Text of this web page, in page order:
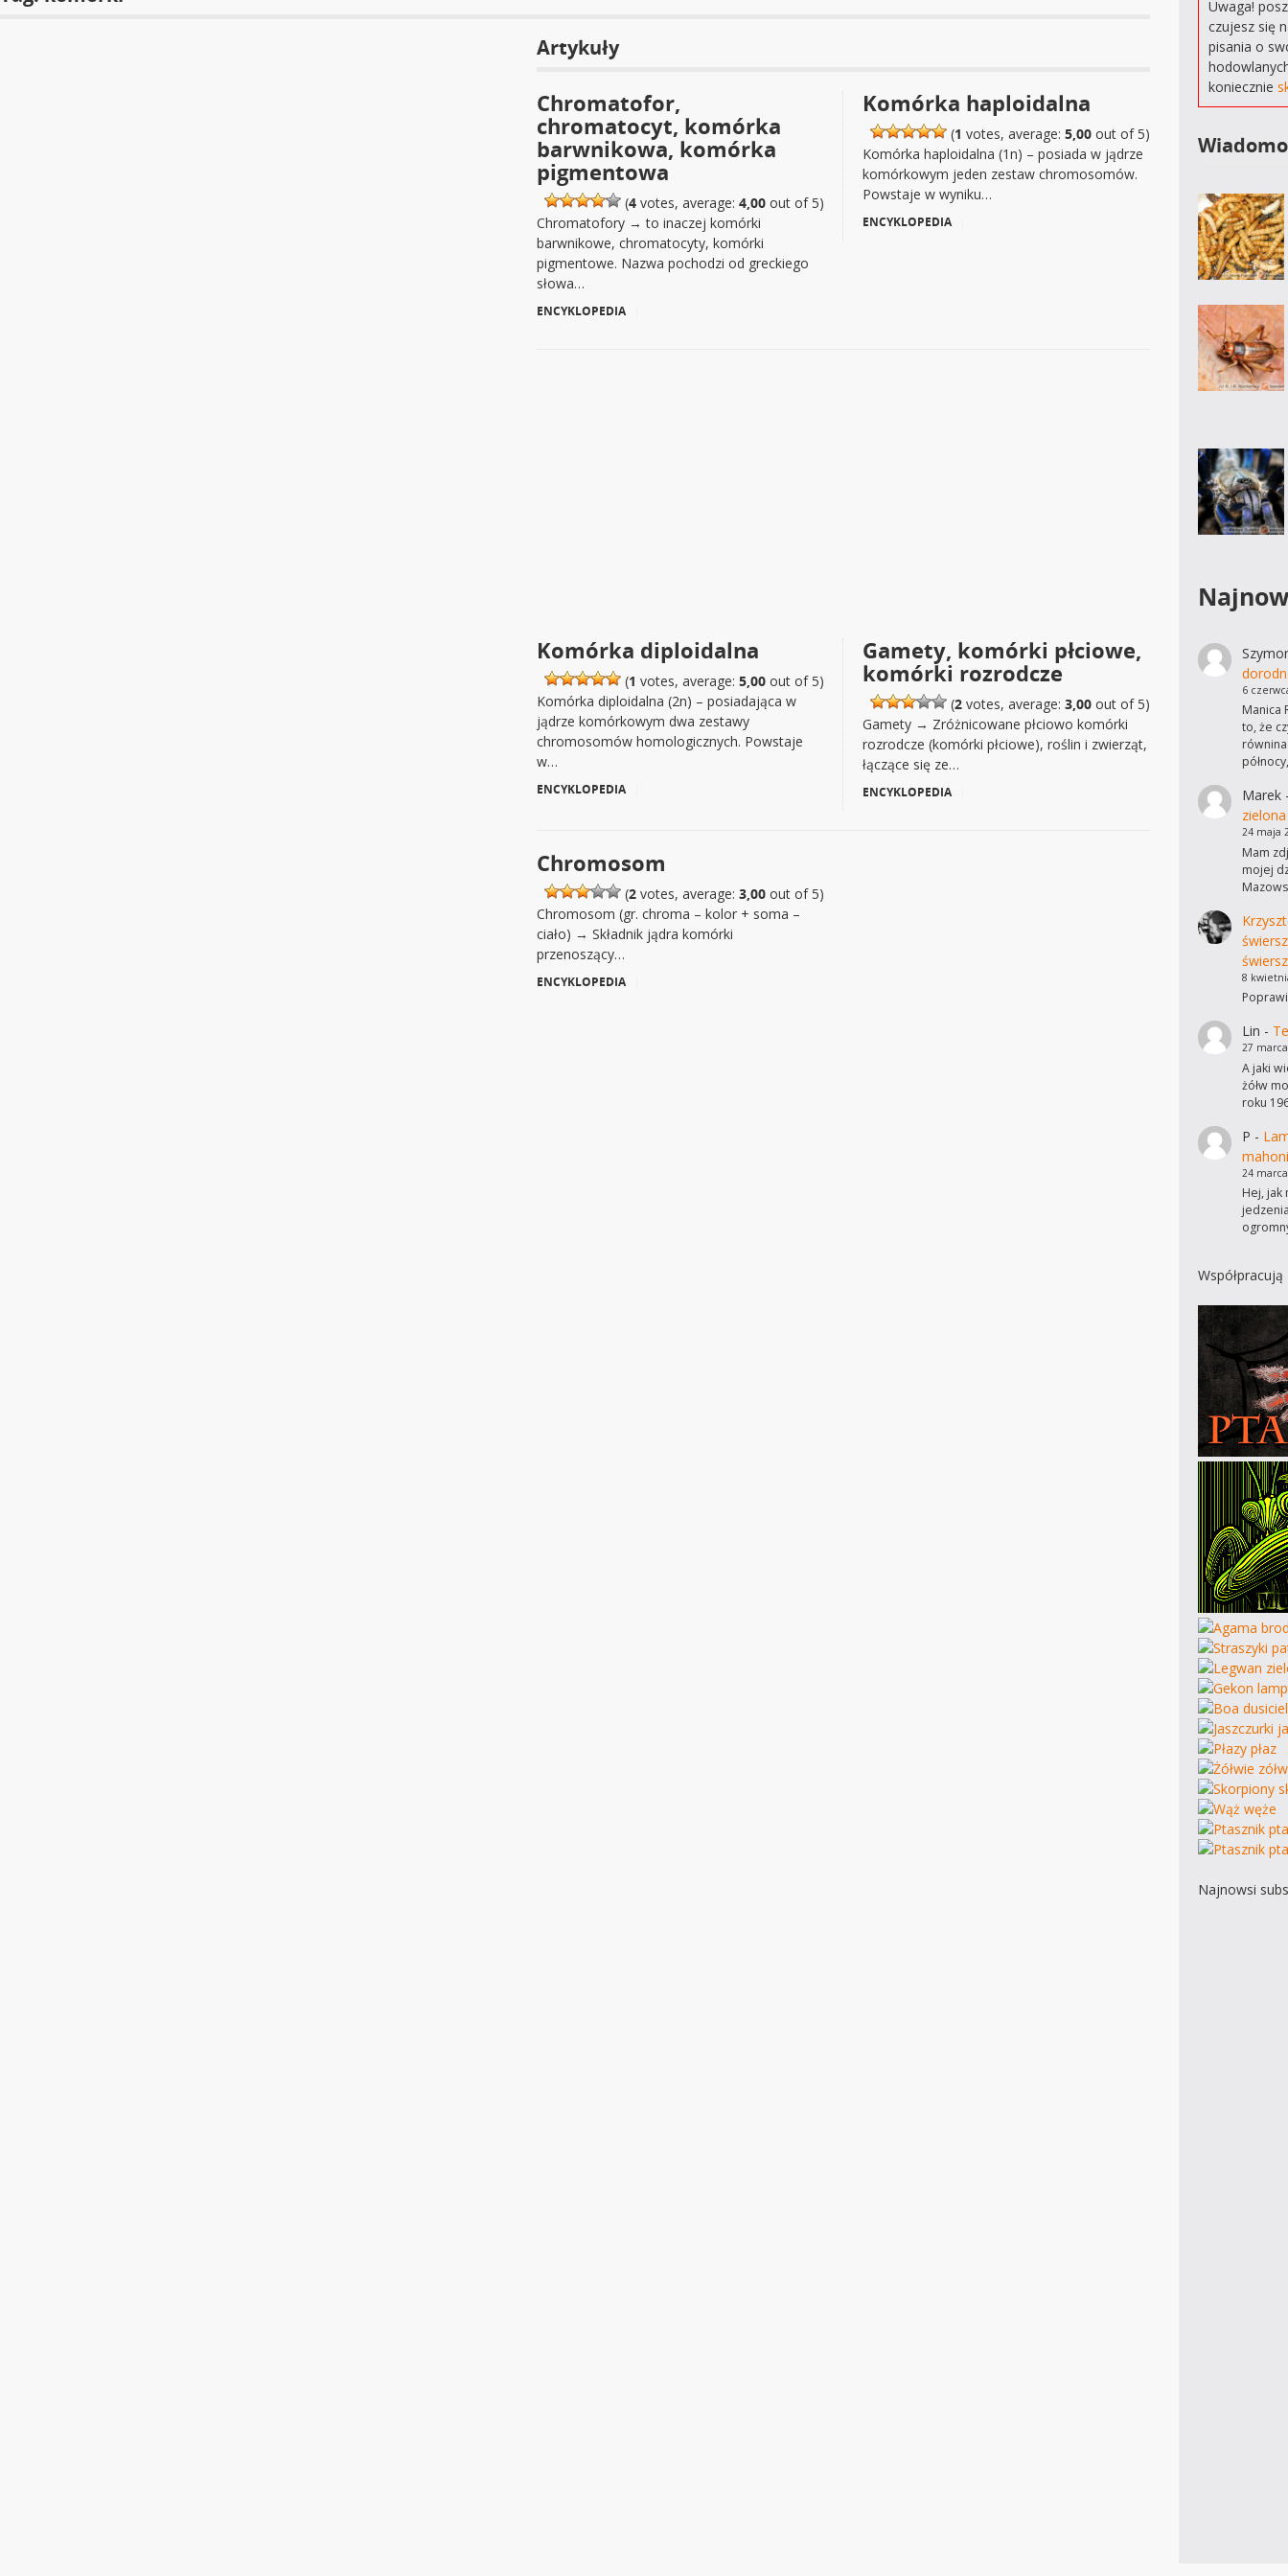
Artykuły
Chromatofor,
chromatocyt, komórka
barwnikowa, komórka
pigmentowa
(4 votes, average: 4,00 out of 5)
Chromatofory → to inaczej komórki
barwnikowe, chromatocyty, komórki
pigmentowe. Nazwa pochodzi od greckiego
słowa…
ENCYKLOPEDIA
Komórka haploidalna
(1 votes, average: 5,00 out of 5)
Komórka haploidalna (1n) – posiada w jądrze
komórkowym jeden zestaw chromosomów.
Powstaje w wyniku…
ENCYKLOPEDIA
Komórka diploidalna
(1 votes, average: 5,00 out of 5)
Komórka diploidalna (2n) – posiadająca w
jądrze komórkowym dwa zestawy
chromosomów homologicznych. Powstaje
w…
ENCYKLOPEDIA
Gamety, komórki płciowe,
komórki rozrodcze
(2 votes, average: 3,00 out of 5)
Gamety → Zróżnicowane płciowo komórki
rozrodcze (komórki płciowe), roślin i zwierząt,
łączące się ze…
ENCYKLOPEDIA
Chromosom
(2 votes, average: 3,00 out of 5)
Chromosom (gr. chroma – kolor + soma –
ciało) → Składnik jądra komórki
przenoszący…
ENCYKLOPEDIA
Uwaga!
czujesz się
pisania o
koniecznie
6
Manica
to, że
Marek
zielona
24 maja
Mam
mojej
8
Lin -
27
A jaki
żółw
roku
P -
24
Hej, jak
Najnowsi